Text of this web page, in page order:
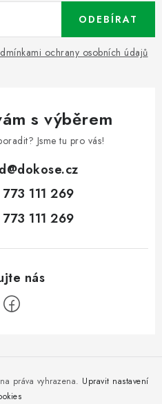
ochrany osobních údajů
ODEBÍRAT
s výběrem
Jsme tu pro vás!
@dokose.cz
111 269
111 269
práva vyhrazena. Upravit nastavení